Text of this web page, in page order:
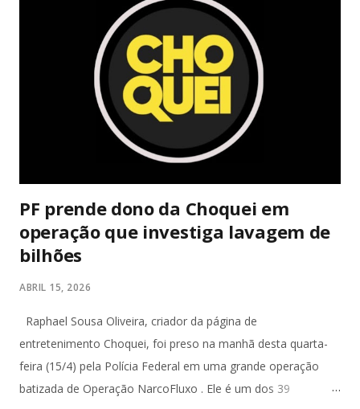
com centenas de AAA (Forza, Starfield, Call of Duty) e futuro-
proof pra 2026. O Switch 1 roda em 1080p dock/720p
handheld e o OLED melhora a tela com cores vibrantes e
pretos profundos – mas gráficos de 2017. A diferença? O
Switch é portátil de verdade: você joga no sofá, no ônibus ou
na cama. Series S é só TV. Se você quer Mario, Pokémon
Scarlet/Violet, Zelda Tears of the Kingd...
PF prende dono da Choquei em
operação que investiga lavagem de
bilhões
ABRIL 15, 2026
Raphael Sousa Oliveira, criador da página de
entretenimento Choquei, foi preso na manhã desta quarta-
feira (15/4) pela Polícia Federal em uma grande operação
batizada de Operação NarcoFluxo . Ele é um dos 39